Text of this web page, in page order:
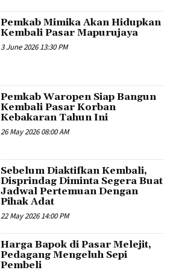
Pemkab Mimika Akan Hidupkan
Kembali Pasar Mapurujaya
3 June 2026 13:30 PM
Pemkab Waropen Siap Bangun
Kembali Pasar Korban
Kebakaran Tahun Ini
26 May 2026 08:00 AM
Sebelum Diaktifkan Kembali,
Disprindag Diminta Segera Buat
Jadwal Pertemuan Dengan
Pihak Adat
22 May 2026 14:00 PM
Harga Bapok di Pasar Melejit,
Pedagang Mengeluh Sepi
Pembeli